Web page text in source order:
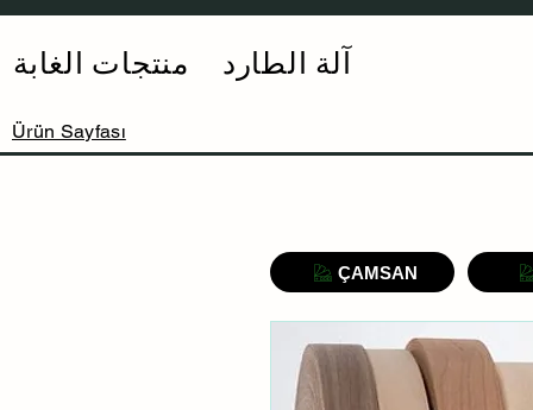
منتجات الغابة آلة الطارد
Ürün Sayfası
ÇAMSAN